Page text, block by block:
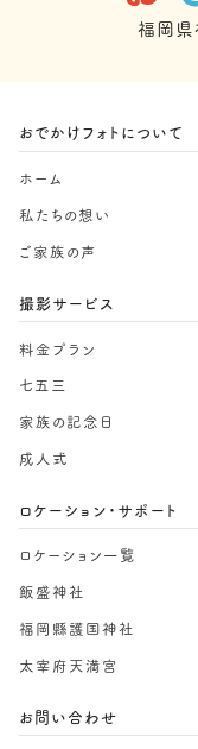
福岡
おでかけフォトについて
ホーム
私たちの想い
ご家族の声
撮影サービス
料金プラン
七五三
家族の記念日
成人式
ロケーション・サポート
ロケーション一覧
飯盛神社
福岡縣護国神社
太宰府天満宮
お問い合わせ